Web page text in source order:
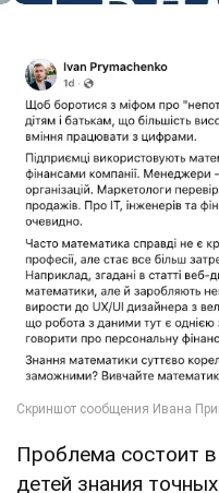
Проблема состоит
детей знания